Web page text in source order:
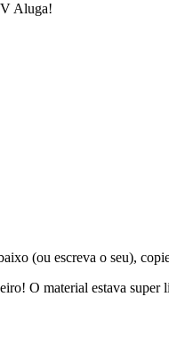
Aluga!
(ou escreva o seu),
O material estava